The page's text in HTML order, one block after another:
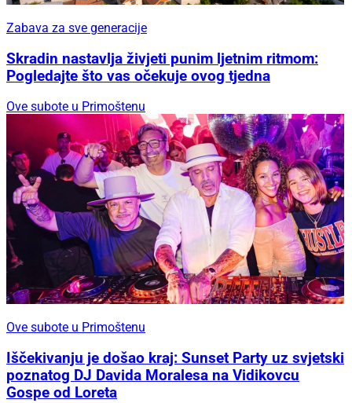
Zabava za sve generacije
Skradin nastavlja živjeti punim ljetnim ritmom:
Pogledajte što vas očekuje ovog tjedna
Ove subote u Primoštenu
Ove subote u Primoštenu
Iščekivanju je došao kraj: Sunset Party uz svjetski
poznatog DJ Davida Moralesa na Vidikovcu
Gospe od Loreta